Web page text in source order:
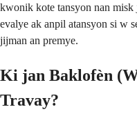
kwonik kote tansyon nan
evalye ak anpil atansyon si w
jijman an premye.
Ki jan Baklofèn
Travay?